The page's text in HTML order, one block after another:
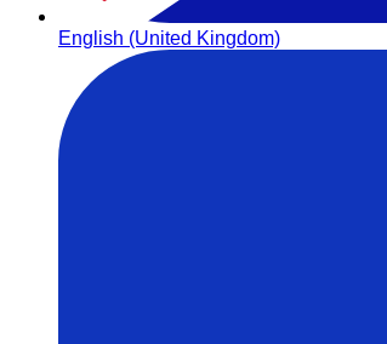
English (United Kingdom)